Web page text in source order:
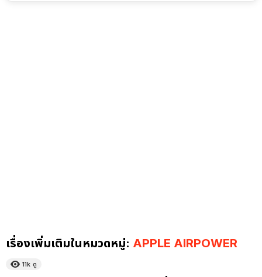
เรื่องเพิ่มเติมในหมวดหมู่: APPLE AIRPOWER
11k ดู